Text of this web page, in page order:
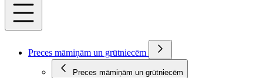
Preces māmiņām un grūtniecēm
Preces māmiņām un grūtniecēm